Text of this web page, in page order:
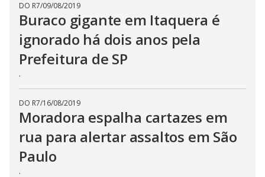
DO R7/09/08/2019
Buraco gigante em Itaquera é
ignorado há dois anos pela
Prefeitura de SP
.
DO R7/16/08/2019
Moradora espalha cartazes em
rua para alertar assaltos em São
Paulo
.